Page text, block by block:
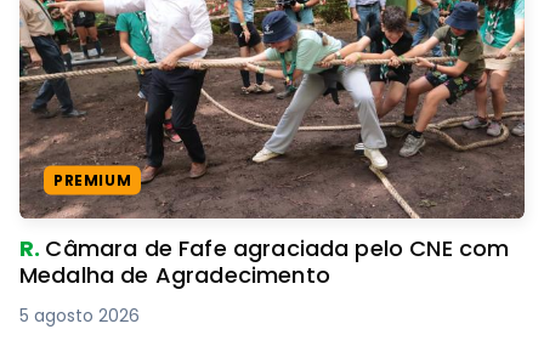
PREMIUM
R. Câmara de Fafe agraciada pelo CNE com
Medalha de Agradecimento
5 agosto 2026